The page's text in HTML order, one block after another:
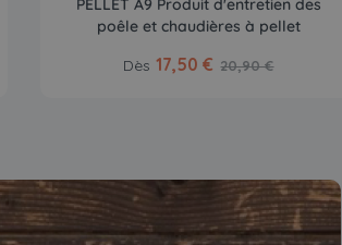
PELLET A9 Produit d'entretien des
poêle et chaudières à pellet
Dès 17,50 € 20,90 €